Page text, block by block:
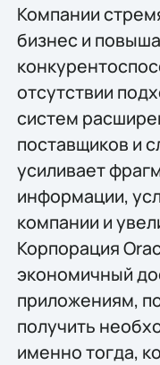
Компании
бизнес и
отсутствии
систем
поставщиков и
усиливает
информации,
компании и
Корпорация
экономичный
приложениям,
получить
именно тогда,